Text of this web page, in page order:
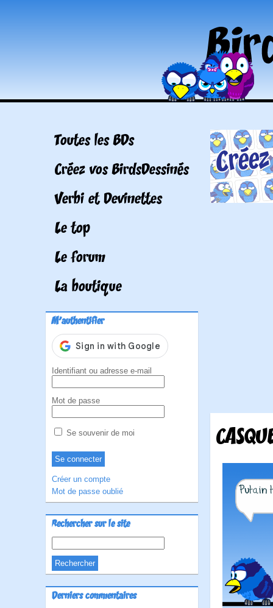
Toutes les BDs
Créez vos BirdsDessinés
Verbi et Devinettes
Le top
Le forum
La boutique
M'authentifier
Identifiant ou adresse e-mail
Mot de passe
Se souvenir de moi
Créer un compte
Mot de passe oublié
Rechercher sur le site
Derniers commentaires